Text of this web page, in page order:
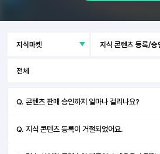
Q. 콘텐츠 판매 승인까지 얼마나 걸리나요?
Q. 지식 콘텐츠 등록이 거절되었어요.